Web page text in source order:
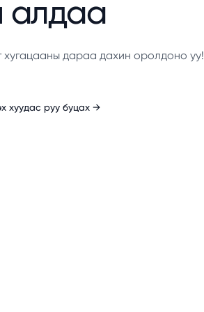
алдаа
хугацааны дараа дахин оролдоно уу!
хуудас руу буцах →